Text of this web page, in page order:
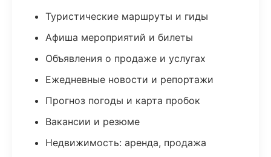
Туристические маршруты и гиды
Афиша мероприятий и билеты
Объявления о продаже и услугах
Ежедневные новости и репортажи
Прогноз погоды и карта пробок
Вакансии и резюме
Недвижимость: аренда, продажа